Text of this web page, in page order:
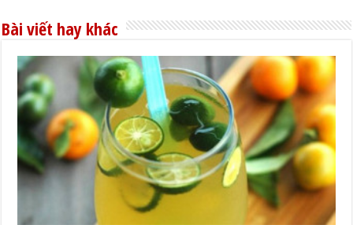
Bài viết hay khác